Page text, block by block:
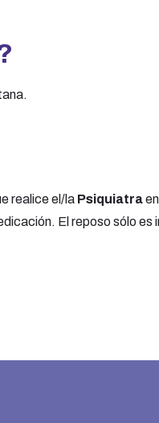
realice el/la Psiquiatra
El reposo sólo